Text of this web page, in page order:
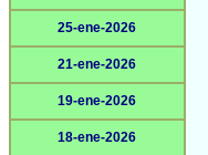
25-ene-2026
21-ene-2026
19-ene-2026
18-ene-2026